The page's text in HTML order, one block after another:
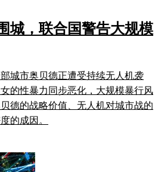
城，联合国警告大规模
城市奥贝德正遭受持续无人机袭
的性暴力同步恶化，大规模暴行风
德的战略价值、无人机对城市战的
的成因。